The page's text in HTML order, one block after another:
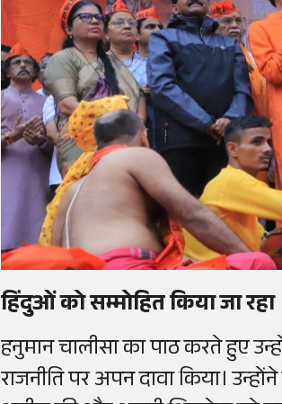
हिंदुओं को सम्मोहित किया जा रहा
हनुमान चालीसा का पाठ करते हुए
राजनीति पर अपन दावा किया।